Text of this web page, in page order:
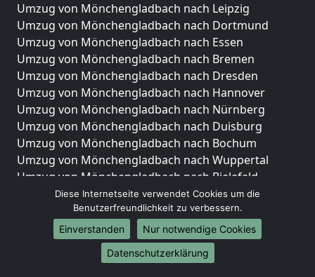
Umzug von Mönchengladbach nach Leipzig
Umzug von Mönchengladbach nach Dortmund
Umzug von Mönchengladbach nach Essen
Umzug von Mönchengladbach nach Bremen
Umzug von Mönchengladbach nach Dresden
Umzug von Mönchengladbach nach Hannover
Umzug von Mönchengladbach nach Nürnberg
Umzug von Mönchengladbach nach Duisburg
Umzug von Mönchengladbach nach Bochum
Umzug von Mönchengladbach nach Wuppertal
Umzug von Mönchengladbach nach Bielefeld
Umzug von Mönchengladbach nach Bonn
Umzug von Mönchengladbach nach Münster
Internationale-Umzüge
Umzug von Mönchengladbach nach Brasilien
Diese Internetseite verwendet Cookies um die
Benutzerfreundlichkeit zu verbessern.
Einverstanden
Nur notwendige Cookies
Datenschutzerklärung